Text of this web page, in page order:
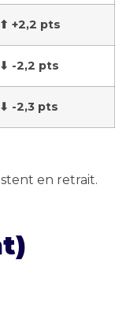
⬆ +2,2 pts
⬇ -2,2 pts
⬇ -2,3 pts
en retrait.